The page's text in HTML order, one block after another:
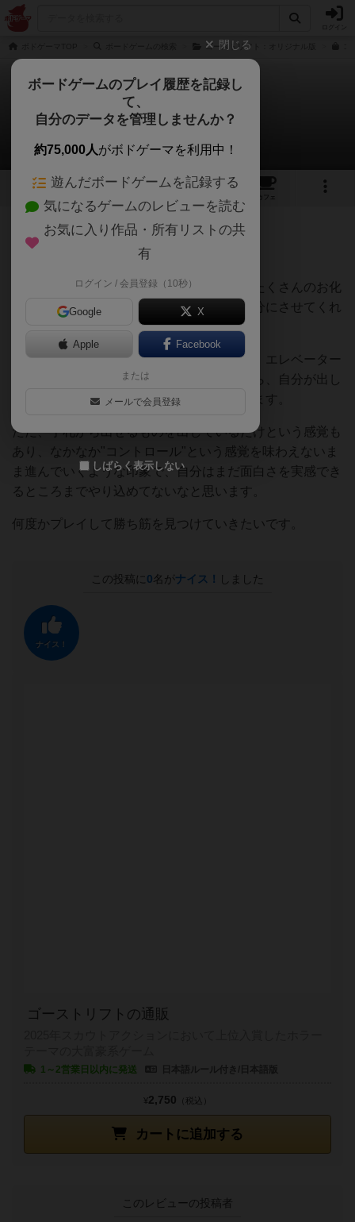
ゴーストリフト：オリジナル版
ゴーストリフト
ぼーひーさんのレビュー
2 5
カフェ
330名 0名 0 7ヶ月前
コンポーネントの豪華さに魅かれて購入。たくさんのお化
け駒が何とも魅力的でそれだけで楽しい気分にさせてくれ
ゲームは手札を全て出し切るゴーアウト系。エレベーター
の上下の制約をうまくコントロールしながら、自分が出し
やすく相手が出しにくい状況を作っていきます。
ただ、手札から出せるものを出しているだけという感覚も
あり、なかなか"コントロール"という感覚を味わえないま
ま進んでいくような印象で、自分はまだ面白さを実感でき
るところまでやり込めてないなと思います。
何度かプレイして勝ち筋を見つけていきたいです。
この投稿に 0名がナイス！ しました
ナイス！
ゴーストリフトの通販
1～2営業日以内に発送
カートに追加する
¥2,750 （税込）
このレビューの投稿者
閉じる
ボードゲームのプレイ履歴を記録し
て、
自分のデータを管理しませんか？
約75,000人がボドゲーマを利用中！
遊んだボードゲームを記録する
気になるゲームのレビューを読む
お気に入り作品・所有リストの共
有
ログイン / 会員登録（10秒）
Google X
Apple Facebook
または
メールで会員登録
しばらく表示しない